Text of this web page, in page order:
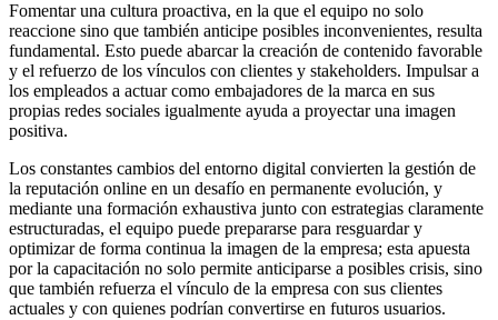
Fomentar una cultura proactiva, en la que el equipo no solo
reaccione sino que también anticipe posibles inconvenientes, resulta
fundamental. Esto puede abarcar la creación de contenido favorable
y el refuerzo de los vínculos con clientes y stakeholders. Impulsar a
los empleados a actuar como embajadores de la marca en sus
propias redes sociales igualmente ayuda a proyectar una imagen
positiva.
Los constantes cambios del entorno digital convierten la gestión de
la reputación online en un desafío en permanente evolución, y
mediante una formación exhaustiva junto con estrategias claramente
estructuradas, el equipo puede prepararse para resguardar y
optimizar de forma continua la imagen de la empresa; esta apuesta
por la capacitación no solo permite anticiparse a posibles crisis, sino
que también refuerza el vínculo de la empresa con sus clientes
actuales y con quienes podrían convertirse en futuros usuarios.